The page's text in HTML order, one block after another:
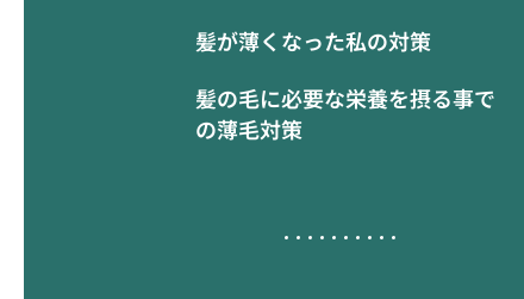
髪が薄くなった私の対策
髪の毛に必要な栄養を摂る事で
の薄毛対策